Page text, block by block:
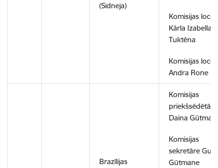
(Sidneja)
Komisijas
Kārla Izabella
Tuktēna
Komisijas
Andra Rone
Brazīlijas
Komisijas
priekšsēdētāja
Daina
Komisijas
sekretāre
Gūtmane